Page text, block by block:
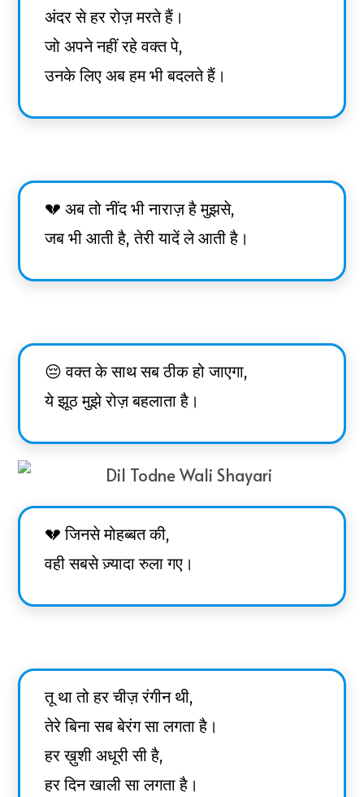
अंदर से हर रोज़ मरते हैं।
जो अपने नहीं रहे वक्त पे,
उनके लिए अब हम भी बदलते हैं।
💔 अब तो नींद भी नाराज़ है मुझसे,
जब भी आती है, तेरी यादें ले आती है।
😔 वक्त के साथ सब ठीक हो जाएगा,
ये झूठ मुझे रोज़ बहलाता है।
💔 जिनसे मोहब्बत की,
वही सबसे ज़्यादा रुला गए।
तू था तो हर चीज़ रंगीन थी,
तेरे बिना सब बेरंग सा लगता है।
हर ख़ुशी अधूरी सी है,
हर दिन खाली सा लगता है।